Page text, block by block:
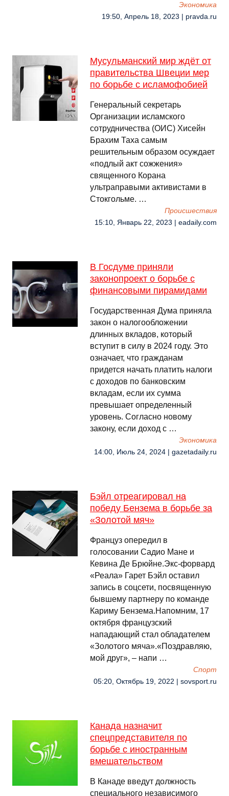
Экономика
19:50, Апрель 18, 2023 | pravda.ru
Мусульманский мир ждёт от
правительства Швеции мер
по борьбе с исламофобией
Генеральный секретарь
Организации исламского
сотрудничества (ОИС) Хисейн
Брахим Таха самым
решительным образом осуждает
«подлый акт сожжения»
священного Корана
ультраправыми активистами в
Стокгольме. …
Происшествия
15:10, Январь 22, 2023 | eadaily.com
В Госдуме приняли
законопроект о борьбе с
финансовыми пирамидами
Государственная Дума приняла
закон о налогообложении
длинных вкладов, который
вступит в силу в 2024 году. Это
означает, что гражданам
придется начать платить налоги
с доходов по банковским
вкладам, если их сумма
превышает определенный
уровень. Согласно новому
закону, если доход с …
Экономика
14:00, Июль 24, 2024 | gazetadaily.ru
Бэйл отреагировал на
победу Бензема в борьбе за
«Золотой мяч»
Француз опередил в
голосовании Садио Мане и
Кевина Де Брюйне.Экс-форвард
«Реала» Гарет Бэйл оставил
запись в соцсети, посвященную
бывшему партнеру по команде
Кариму Бензема.Напомним, 17
октября французский
нападающий стал обладателем
«Золотого мяча».«Поздравляю,
мой друг», – напи …
Спорт
05:20, Октябрь 19, 2022 | sovsport.ru
Канада назначит
спецпредставителя по
борьбе с иностранным
вмешательством
В Канаде введут должность
специального независимого